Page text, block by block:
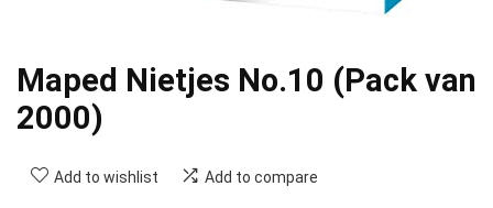
Maped Nietjes No.10 (Pack van
2000)
Add to wishlist Add to compare